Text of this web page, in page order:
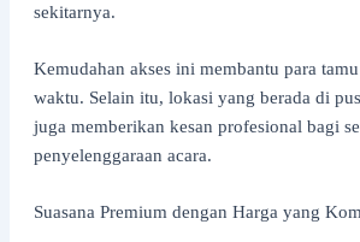
sekitarnya.
Kemudahan akses ini membantu para
waktu. Selain itu, lokasi yang berada di
juga memberikan kesan profesional bagi
penyelenggaraan acara.
Suasana Premium dengan Harga yang